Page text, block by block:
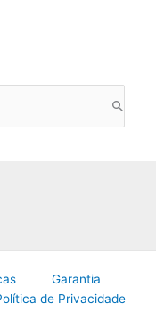
Garantia
de Privacidade